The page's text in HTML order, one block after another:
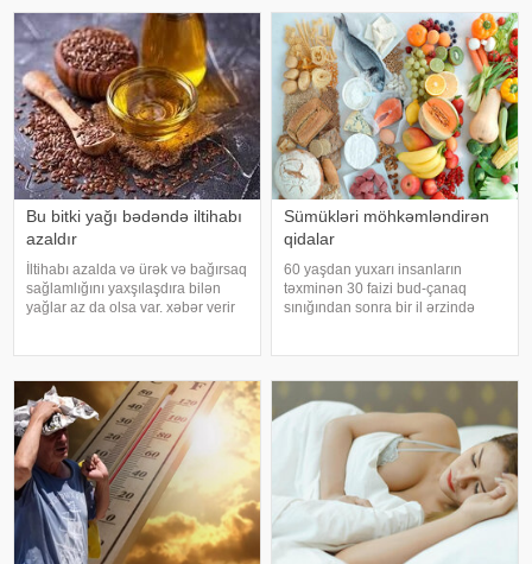
Epidemiologiya və Mikrobiologiya
Mərkəzini
artıq oynanılması fiziki və psixoloji
problemlərə səbəb ola bilər
Bu bitki yağı bədəndə iltihabı
azaldır
İltihabı azalda və ürək və bağırsaq
sağlamlığını yaxşılaşdıra bilən
yağlar az da olsa var. xəbər verir
preslənmiş kətan toxumlarında
Sümükləri möhkəmləndirən
qidalar
60 yaşdan yuxarı insanların
təxminən 30 faizi bud-çanaq
sınığından sonra bir il ərzində
riskini azaltmaq üçün kalsium, D
vitamini, zülal